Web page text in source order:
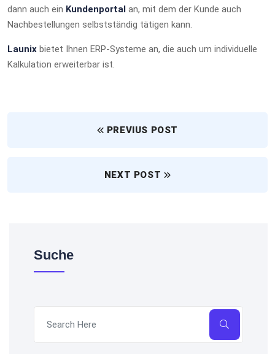
dann auch ein Kundenportal an, mit dem der Kunde auch
Nachbestellungen selbstständig tätigen kann.
Launix bietet Ihnen ERP-Systeme an, die auch um individuelle
Kalkulation erweiterbar ist.
PREVIUS POST
NEXT POST
Suche